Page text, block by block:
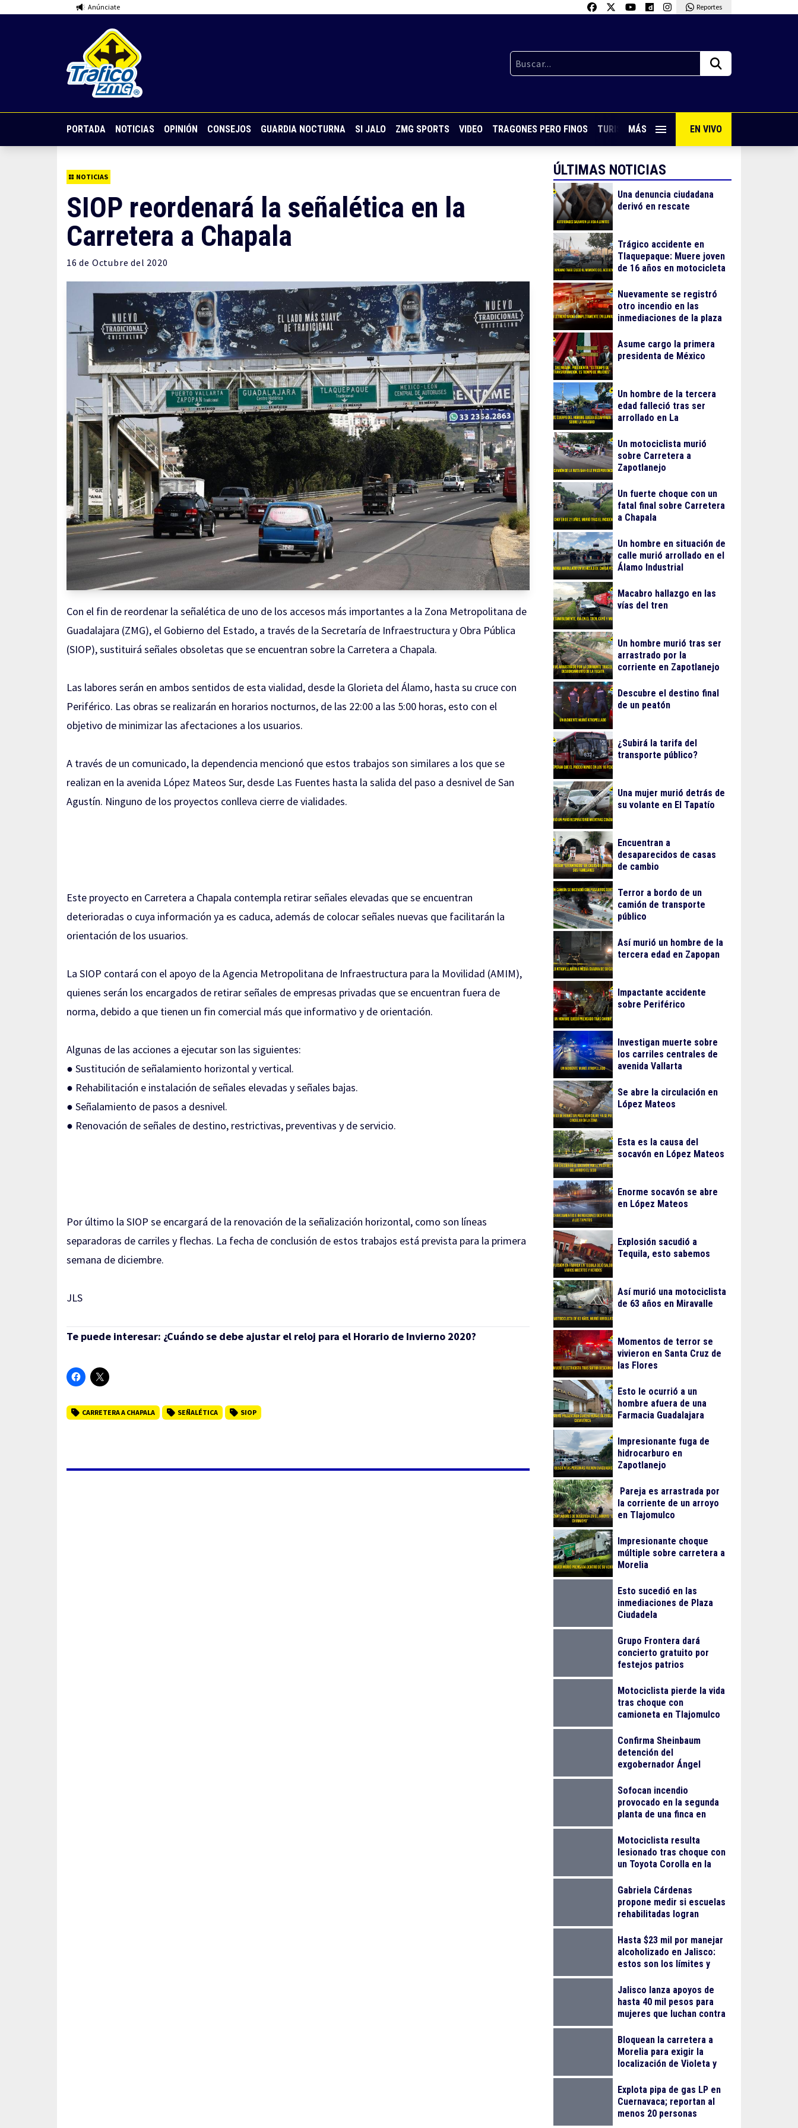
Anúnciate Reportes
PORTADA NOTICIAS OPINIÓN CONSEJOS GUARDIA NOCTURNA SI JALO ZMG SPORTS VIDEO TRAGONES PERO FINOS TURISMO CON SABOR VIVE PUERTO VALLARTA
MÁS EN VIVO
NOTICIAS
SIOP reordenará la señalética en la
Carretera a Chapala
16 de Octubre del 2020
Con el fin de reordenar la señalética de uno de los accesos más importantes a la Zona Metropolitana de
Guadalajara (ZMG), el Gobierno del Estado, a través de la Secretaría de Infraestructura y Obra Pública
(SIOP), sustituirá señales obsoletas que se encuentran sobre la Carretera a Chapala.
Las labores serán en ambos sentidos de esta vialidad, desde la Glorieta del Álamo, hasta su cruce con
Periférico. Las obras se realizarán en horarios nocturnos, de las 22:00 a las 5:00 horas, esto con el
objetivo de minimizar las afectaciones a los usuarios.
A través de un comunicado, la dependencia mencionó que estos trabajos son similares a los que se
realizan en la avenida López Mateos Sur, desde Las Fuentes hasta la salida del paso a desnivel de San
Agustín. Ninguno de los proyectos conlleva cierre de vialidades.
Este proyecto en Carretera a Chapala contempla retirar señales elevadas que se encuentran
deterioradas o cuya información ya es caduca, además de colocar señales nuevas que facilitarán la
orientación de los usuarios.
La SIOP contará con el apoyo de la Agencia Metropolitana de Infraestructura para la Movilidad (AMIM),
quienes serán los encargados de retirar señales de empresas privadas que se encuentran fuera de
norma, debido a que tienen un fin comercial más que informativo y de orientación.
Algunas de las acciones a ejecutar son las siguientes:
● Sustitución de señalamiento horizontal y vertical.
● Rehabilitación e instalación de señales elevadas y señales bajas.
● Señalamiento de pasos a desnivel.
● Renovación de señales de destino, restrictivas, preventivas y de servicio.
Por último la SIOP se encargará de la renovación de la señalización horizontal, como son líneas
separadoras de carriles y flechas. La fecha de conclusión de estos trabajos está prevista para la primera
semana de diciembre.
JLS
Te puede interesar: ¿Cuándo se debe ajustar el reloj para el Horario de Invierno 2020?
CARRETERA A CHAPALA SEÑALÉTICA SIOP
ÚLTIMAS NOTICIAS
Una denuncia ciudadana
derivó en rescate
Trágico accidente en
Tlaquepaque: Muere joven
de 16 años en motocicleta
Nuevamente se registró
otro incendio en las
inmediaciones de la plaza
Asume cargo la primera
presidenta de México
Un hombre de la tercera
edad falleció tras ser
arrollado en La
Un motociclista murió
sobre Carretera a
Zapotlanejo
Un fuerte choque con un
fatal final sobre Carretera
a Chapala
Un hombre en situación de
calle murió arrollado en el
Álamo Industrial
Macabro hallazgo en las
vías del tren
Un hombre murió tras ser
arrastrado por la
corriente en Zapotlanejo
Descubre el destino final
de un peatón
¿Subirá la tarifa del
transporte público?
Una mujer murió detrás de
su volante en El Tapatío
Encuentran a
desaparecidos de casas
de cambio
Terror a bordo de un
camión de transporte
público
Así murió un hombre de la
tercera edad en Zapopan
Impactante accidente
sobre Periférico
Investigan muerte sobre
los carriles centrales de
avenida Vallarta
Se abre la circulación en
López Mateos
Esta es la causa del
socavón en López Mateos
Enorme socavón se abre
en López Mateos
Explosión sacudió a
Tequila, esto sabemos
Así murió una motociclista
de 63 años en Miravalle
Momentos de terror se
vivieron en Santa Cruz de
las Flores
Esto le ocurrió a un
hombre afuera de una
Farmacia Guadalajara
Impresionante fuga de
hidrocarburo en
Zapotlanejo
Pareja es arrastrada por
la corriente de un arroyo
en Tlajomulco
Impresionante choque
múltiple sobre carretera a
Morelia
Esto sucedió en las
inmediaciones de Plaza
Ciudadela
Grupo Frontera dará
concierto gratuito por
festejos patrios
Motociclista pierde la vida
tras choque con
camioneta en Tlajomulco
Confirma Sheinbaum
detención del
exgobernador Ángel
Ayotzinapa
Sofocan incendio
provocado en la segunda
planta de una finca en
Motociclista resulta
lesionado tras choque con
un Toyota Corolla en la
Gabriela Cárdenas
propone medir si escuelas
rehabilitadas logran
escolar
Hasta $23 mil por manejar
alcoholizado en Jalisco:
estos son los límites y
Jalisco lanza apoyos de
hasta 40 mil pesos para
mujeres que luchan contra
Bloquean la carretera a
Morelia para exigir la
localización de Violeta y
Explota pipa de gas LP en
Cuernavaca; reportan al
menos 20 personas